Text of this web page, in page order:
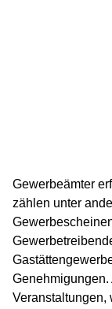
Gewerbeämter
zählen unter
Veranstaltungen,